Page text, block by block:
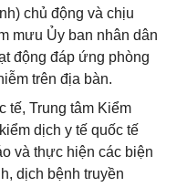
chủ động và chịu
mưu Ủy ban nhân dân
động đáp ứng phòng
trên địa bàn.
tế, Trung tâm Kiểm
dịch y tế quốc tế
và thực hiện các biện
dịch bệnh truyền